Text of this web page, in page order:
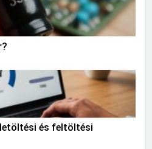
és feltöltési